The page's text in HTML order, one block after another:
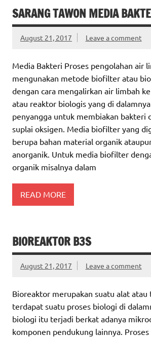
SARANG TAWON MEDIA
August 21, 2017 Leave a comment
Media Bakteri Proses pengolahan air
mengunakan metode biofilter atau
dengan cara mengalirkan air limbah
atau reaktor biologis yang di
penyangga untuk membiakan bakteri
suplai oksigen. Media biofilter yang
berupa bahan material organik
anorganik. Untuk media biofilter
organik misalnya dalam
READ MORE
BIOREAKTOR B3S
August 21, 2017 Leave a comment
Bioreaktor merupakan suatu alat
terdapat suatu proses biologi di
biologi itu terjadi berkat adanya
komponen pendukung lainnya.